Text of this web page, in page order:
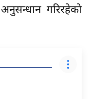
गरिरहेको